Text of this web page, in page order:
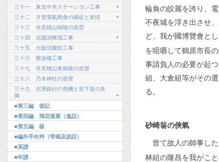
三十一 東京中央ステーシヨン工事
+
三十二 才賀電氣商會の破綻と友情
+
三十三 伏見桃山御陵の造營
三十四 北陽演舞場工事
+
三十五 大阪倶樂部工事
三十六 難波橋工事
三十七 伏見桃山東御陵の造營
三十八 乃木神社の造營
三十九 北濱銀行の危機と岩下翁の失
脚
+
■第三編 後記
■第四編 飛花落葉（逸話）
■第五編 跋
■編外手向艸（寄稿及談話）
■系譜
■年譜
輪奐の皎麗を誇り、
不夜城を浮き出させ
ど、我が國博覽會と
を咀嚼して鶴原市長
事請負人の必要が起
組、大倉組等がその
る。
砂崎翁の俠氣
曾て故人の師事し
林組の隆昌を我がこ